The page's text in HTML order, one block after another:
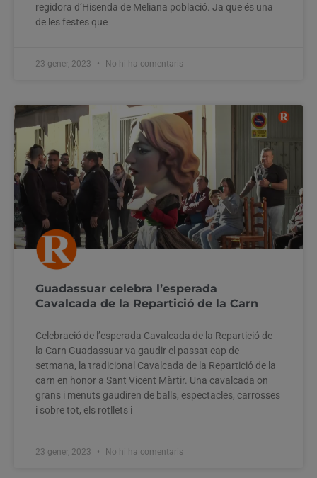
regidora d’Hisenda de Meliana població. Ja que és una
de les festes que
23 gener, 2023 No hi ha comentaris
Guadassuar celebra l’esperada
Cavalcada de la Repartició de la Carn
Celebració de l’esperada Cavalcada de la Repartició de
la Carn Guadassuar va gaudir el passat cap de
setmana, la tradicional Cavalcada de la Repartició de la
carn en honor a Sant Vicent Màrtir. Una cavalcada on
grans i menuts gaudiren de balls, espectacles, carrosses
i sobre tot, els rotllets i
23 gener, 2023 No hi ha comentaris